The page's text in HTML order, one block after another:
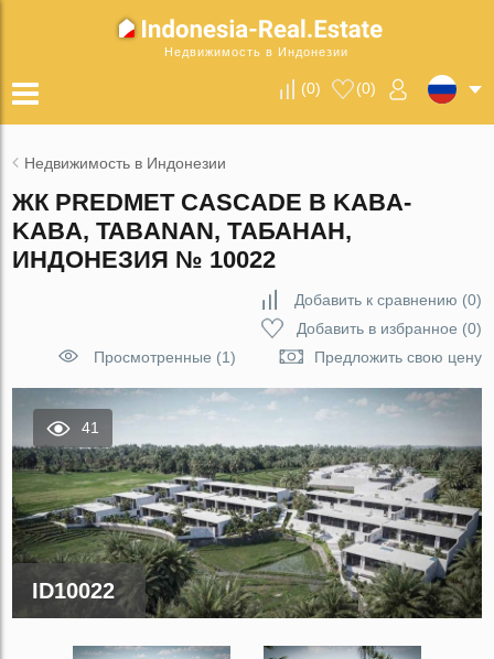
Недвижимость в Индонезии
(0) (0)
Недвижимость в Индонезии
ЖК PREDMET CASCADE В KABA-
KABA, TABANAN, ТАБАНАН,
ИНДОНЕЗИЯ № 10022
Добавить к сравнению (0)
Добавить в избранное (0)
Просмотренные (1)
Предложить свою цену
41
ID10022